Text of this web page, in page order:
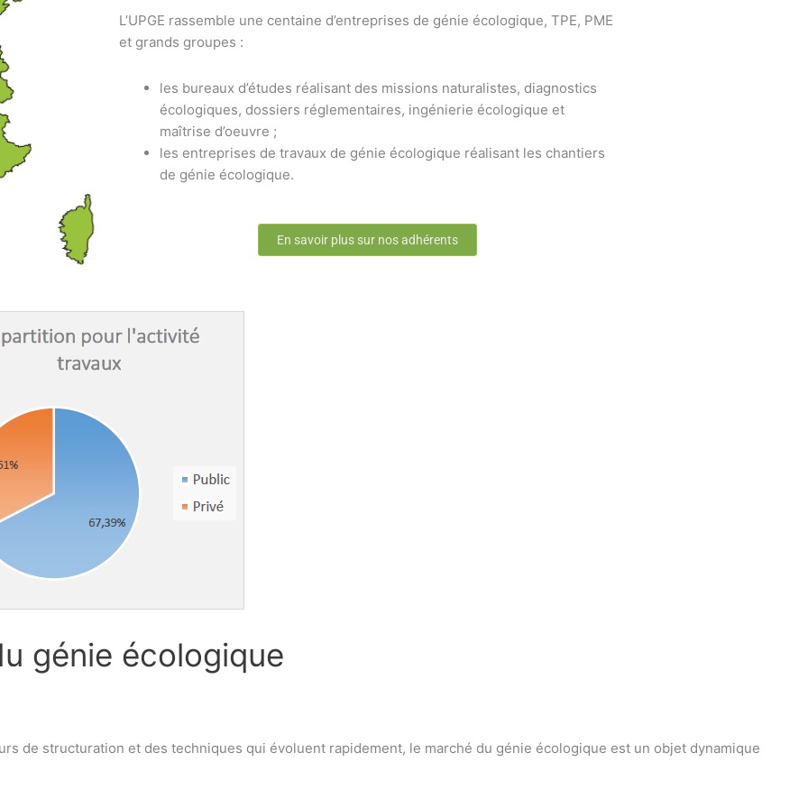
L’UPGE rassemble une centaine d’entreprises de génie écologique, TPE, PME
et grands groupes :
les bureaux d’études réalisant des missions naturalistes, diagnostics
écologiques, dossiers réglementaires, ingénierie écologique et
maîtrise d’oeuvre ;
les entreprises de travaux de génie écologique réalisant les chantiers
de génie écologique.
En savoir plus sur nos adhérents
génie écologique
de structuration et des techniques qui évoluent rapidement, le marché du génie écologique est un objet dynamique